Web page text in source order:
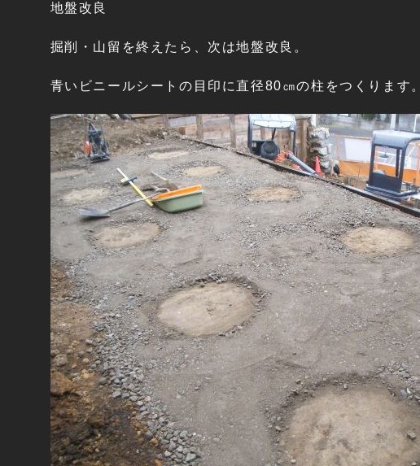
地盤改良
掘削・山留を終えたら、次は地盤改良。
青いビニールシートの目印に直径80㎝の柱をつくります。